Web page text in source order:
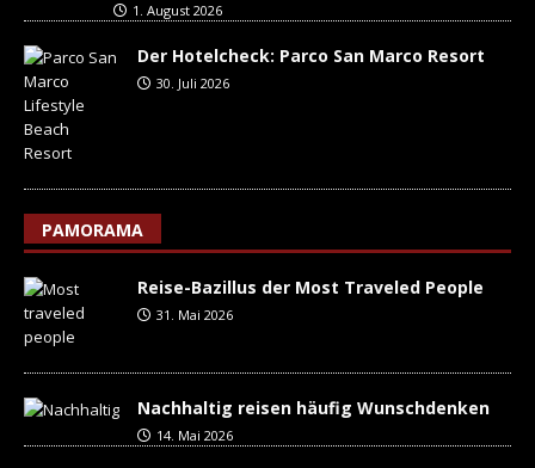
1. August 2026
Der Hotelcheck: Parco San Marco Resort
30. Juli 2026
PAMORAMA
Reise-Bazillus der Most Traveled People
31. Mai 2026
Nachhaltig reisen häufig Wunschdenken
14. Mai 2026